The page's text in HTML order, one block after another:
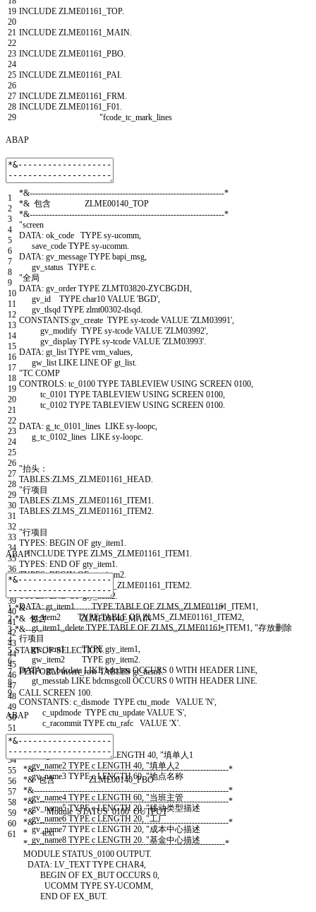
19
20
21
22
23
24
25
26
27
28
29
INCLUDE ZLME01161 TOP.
INCLUDE ZLME01161 MAIN
INCLUDE ZLME01161 PBO
INCLUDE ZLME01161 PAI
INCLUDE ZLME01161 FRM
INCLUDE ZLME01161 F01
"fcode_tc_mark_lines
ABAP
1
2
3
4
5
6
7
8
9
10
11
12
13
14
15
16
17
18
19
20
21
22
23
24
25
26
27
28
29
30
31
32
33
34
35
36
37
38
39
40
41
42
43
44
45
46
47
48
49
50
51
52
53
54
55
56
57
58
59
60
61
*&---------------------------------------------------------------------*
*& 包含 ZLME00140_TOP
*&---------------------------------------------------------------------*
"screen
DATA: ok code TYPE sy-ucomm,
save code TYPE sy-ucomm.
DATA: gv message TYPE bapi msg,
gv status TYPE c.
"全局
DATA: gv order TYPE ZLMT03820-ZYCBGDH,
gv id TYPE char10 VALUE 'BGD',
gv tlsqd TYPE zlmt00302-tlsqd.
CONSTANTS:gv create TYPE sy-tcode VALUE 'ZLM03991',
gv modify TYPE sy-tcode VALUE 'ZLM03992',
gv display TYPE sy-tcode VALUE 'ZLM03993'.
DATA: gt_ list TYPE vrm values,
gw list LIKE LINE OF gt_ list.
"TC COMP
CONTROLS: tc 0100 TYPE TABLEVIEW USING SCREEN 0100,
tc 0101 TYPE TABLEVIEW USING SCREEN 0100,
tc 0102 TYPE TABLEVIEW USING SCREEN 0100.
DATA: g tc 0101 lines LIKE sy-loopc,
g tc 0102 lines LIKE sy-loopc.
"抬头：
TABLES:ZLMS ZLME01161 HEAD.
"行项目
TABLES:ZLMS ZLME01161 ITEM1.
TABLES:ZLMS ZLME01161 ITEM2.
"行项目
TYPES: BEGIN OF gty item1.
INCLUDE TYPE ZLMS ZLME01161 ITEM1.
TYPES: END OF gty item1.
TYPES: BEGIN OF gty_item2.
ZLME01161 ITEM2.
TYPES: END OF gty_item2.
DATA: gt_item1 TYPE TABLE OF ZLMS_ZLME01161 ITEM1,
gt_item2 TYPE TABLE OF ZLMS ZLME01161 ITEM2,
gt_item1_delete TYPE TABLE OF ZLMS_ZLME01161_ITEM1, "存放删除
行项目
gw_item1 TYPE gty item1,
gw item2 TYPE gty item2.
DATA: gt_bdcdata LIKE bdcdata OCCURS 0 WITH HEADER LINE,
gt_ messtab LIKE bdcmsgcoll OCCURS 0 WITH HEADER LINE.
CONSTANTS: c dismode TYPE ctu mode VALUE 'N',
c updmode TYPE ctu update VALUE 'S',
c racommit TYPE ctu rafc VALUE 'X'.
"screen
DATA gv_ name1 TYPE c LENGTH 40, "填单人1
gv name2 TYPE c LENGTH 40, "填单人2
gv_name3 TYPE c LENGTH 60, "地点名称
gv name4 TYPE c LENGTH 60, "当班主管
gv name5 TYPE c LENGTH 20, "移动类型描述
gv name6 TYPE c LENGTH 20, "工厂
gv _name7 TYPE c LENGTH 20, "成本中心描述
gv name8 TYPE c LENGTH 20. "基金中心描述
ABAP
1
2
3
4
5
6
7
8
9
*&---------------------------------------------------------------------*
*& 包含 ZLME00140_MAIN
*&---------------------------------------------------------------------*
START-OF-SELECTION.
PERFORM insert_ row TABLES gt_item1.
CALL SCREEN 100.
ABAP
*&---------------------------------------------------------------------*
*& 包含 ZLME00140_PBO
*&---------------------------------------------------------------------*
*&---------------------------------------------------------------------*
*& Module STATUS_0100 OUTPUT
*&---------------------------------------------------------------------*
* text
*----------------------------------------------------------------------*
MODULE STATUS 0100 OUTPUT.
DATA: LV TEXT TYPE CHAR4,
BEGIN OF EX BUT OCCURS 0,
UCOMM TYPE SY-UCOMM,
END OF EX BUT.